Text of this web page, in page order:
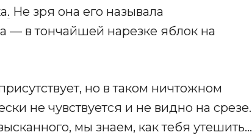
. Не зря она его называла
— в тончайшей нарезке яблок на
но в таком ничтожном
не чувствуется и не видно на срезе.
мы знаем, как тебя утешить…